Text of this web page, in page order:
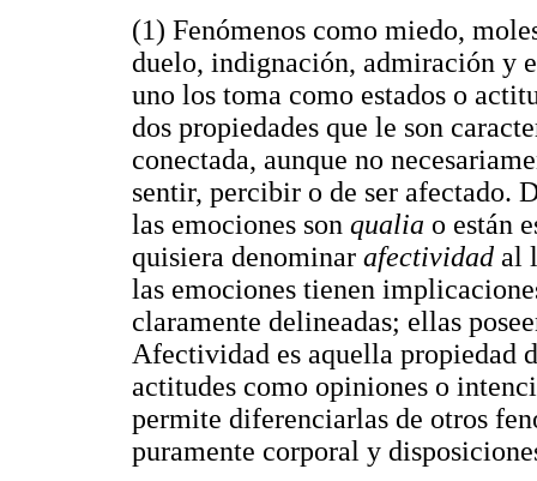
(1) Fenómenos como miedo,
duelo, indignación, admiración y
uno los toma como estados o
dos propiedades que le son
conectada, aunque no
sentir, percibir o de ser afectado.
las emociones son qualia o están
quisiera denominar afectividad al
las emociones tienen
claramente delineadas; ellas
Afectividad es aquella propiedad
actitudes como opiniones o
permite diferenciarlas de otros
puramente corporal y